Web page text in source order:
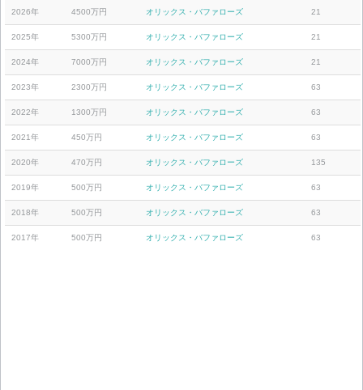
2026年 4500万円 オリックス・バファローズ 21
2025年 5300万円 オリックス・バファローズ 21
2024年 7000万円 オリックス・バファローズ 21
2023年 2300万円 オリックス・バファローズ 63
2022年 1300万円 オリックス・バファローズ 63
2021年 450万円 オリックス・バファローズ 63
2020年 470万円 オリックス・バファローズ 135
2019年 500万円 オリックス・バファローズ 63
2018年 500万円 オリックス・バファローズ 63
2017年 500万円 オリックス・バファローズ 63